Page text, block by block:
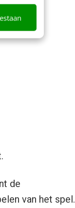
de
van het spel.